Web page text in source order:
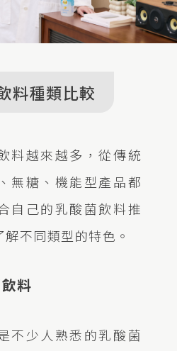
料種類比較
料越來越多，從傳統
無糖、機能型產品都
自己的乳酸菌飲料推
不同類型的特色。
料
不少人熟悉的乳酸菌